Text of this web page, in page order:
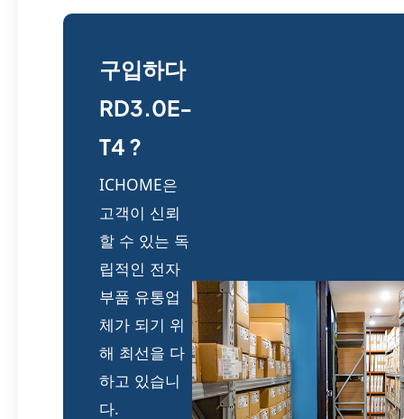
구입하다
RD3.0E-
T4 ?
ICHOME은
고객이 신뢰
할 수 있는 독
립적인 전자
부품 유통업
체가 되기 위
해 최선을 다
하고 있습니
다.